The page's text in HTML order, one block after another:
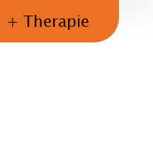
+ Therapie